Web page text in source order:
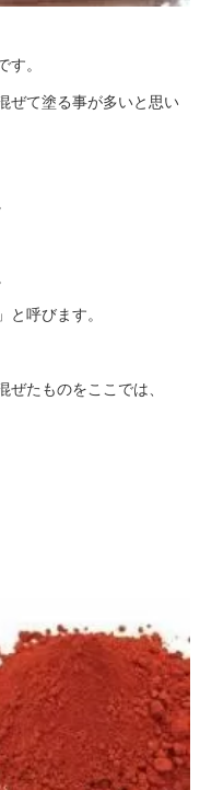
。
ぜて塗る事が多いと思い
呼びます。
たものをここでは、